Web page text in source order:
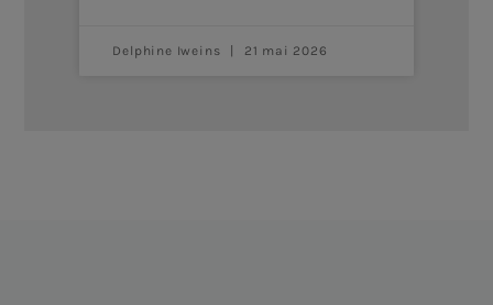
Delphine Iweins 21 mai 2026